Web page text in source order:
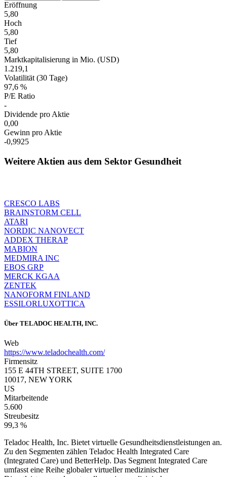
Eröffnung
5,80
Hoch
5,80
Tief
5,80
Marktkapitalisierung in Mio. (USD)
1.219,1
Volatilität (30 Tage)
97,6 %
P/E Ratio
-
Dividende pro Aktie
0,00
Gewinn pro Aktie
-0,9925
Weitere Aktien aus dem Sektor Gesundheit
CRESCO LABS
BRAINSTORM CELL
ATARI
NORDIC NANOVECT
ADDEX THERAP
MABION
MEDMIRA INC
EBOS GRP
MERCK KGAA
ZENTEK
NANOFORM FINLAND
ESSILORLUXOTTICA
Über TELADOC HEALTH, INC.
Web
https://www.teladochealth.com/
Firmensitz
155 E 44TH STREET, SUITE 1700
10017, NEW YORK
US
Mitarbeitende
5.600
Streubesitz
99,3 %
Teladoc Health, Inc. Bietet virtuelle Gesundheitsdienstleistungen an.
Zu den Segmenten zählen Teladoc Health Integrated Care
(Integrated Care) und BetterHelp. Das Segment Integrated Care
umfasst eine Reihe globaler virtueller medizinischer